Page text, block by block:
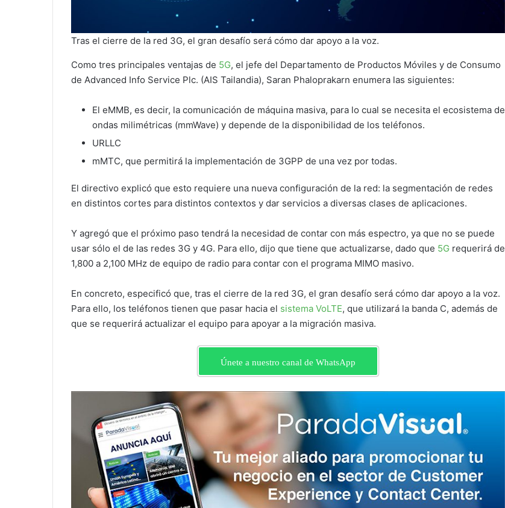
Tras el cierre de la red 3G, el gran desafío será cómo dar apoyo a la voz.
Como tres principales ventajas de 5G, el jefe del Departamento de Productos Móviles y de Consumo
de Advanced Info Service Plc. (AIS Tailandia), Saran Phaloprakarn enumera las siguientes:
El eMMB, es decir, la comunicación de máquina masiva, para lo cual se necesita el ecosistema de
ondas milimétricas (mmWave) y depende de la disponibilidad de los teléfonos.
URLLC
mMTC, que permitirá la implementación de 3GPP de una vez por todas.
El directivo explicó que esto requiere una nueva configuración de la red: la segmentación de redes
en distintos cortes para distintos contextos y dar servicios a diversas clases de aplicaciones.
Y agregó que el próximo paso tendrá la necesidad de contar con más espectro, ya que no se puede
usar sólo el de las redes 3G y 4G. Para ello, dijo que tiene que actualizarse, dado que 5G requerirá de
1,800 a 2,100 MHz de equipo de radio para contar con el programa MIMO masivo.
En concreto, especificó que, tras el cierre de la red 3G, el gran desafío será cómo dar apoyo a la voz.
Para ello, los teléfonos tienen que pasar hacia el sistema VoLTE, que utilizará la banda C, además de
que se requerirá actualizar el equipo para apoyar a la migración masiva.
Únete a nuestro canal de WhatsApp